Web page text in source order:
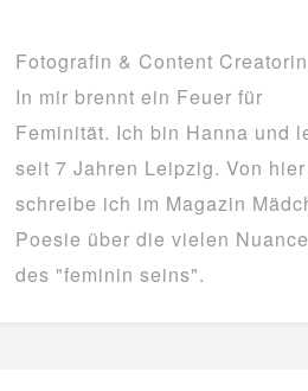
Fotografin & Content
In mir brennt ein Feuer für
Feminität. Ich bin Hanna und
seit 7 Jahren Leipzig. Von
schreibe ich im Magazin
Poesie über die vielen
des "feminin seins".